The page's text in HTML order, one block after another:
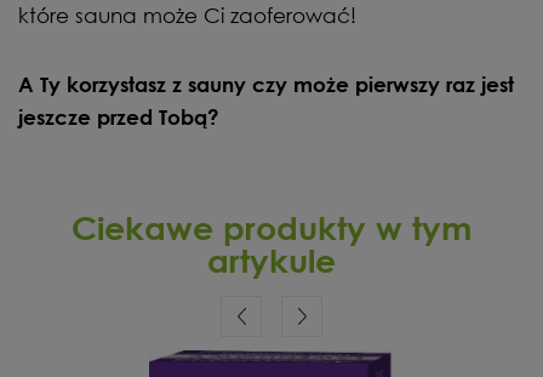
które sauna może Ci zaoferować!
A Ty korzystasz z sauny czy może pierwszy raz jest
jeszcze przed Tobą?
Ciekawe produkty w tym
artykule